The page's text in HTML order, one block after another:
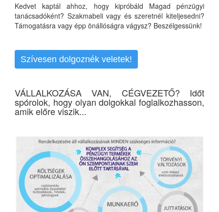
Kedvet kaptál ahhoz, hogy kipróbáld Magad pénzügyi
tanácsadóként? Szakmabeli vagy és szeretnél kiteljesedni?
Támogatásra vagy épp önállóságra vágysz? Beszélgessünk!
Szívesen dolgoznék veletek!
VÁLLALKOZÁSA VAN, CÉGVEZETŐ? Időt
spórolok, hogy olyan dolgokkal foglalkozhasson,
amik előre viszik...